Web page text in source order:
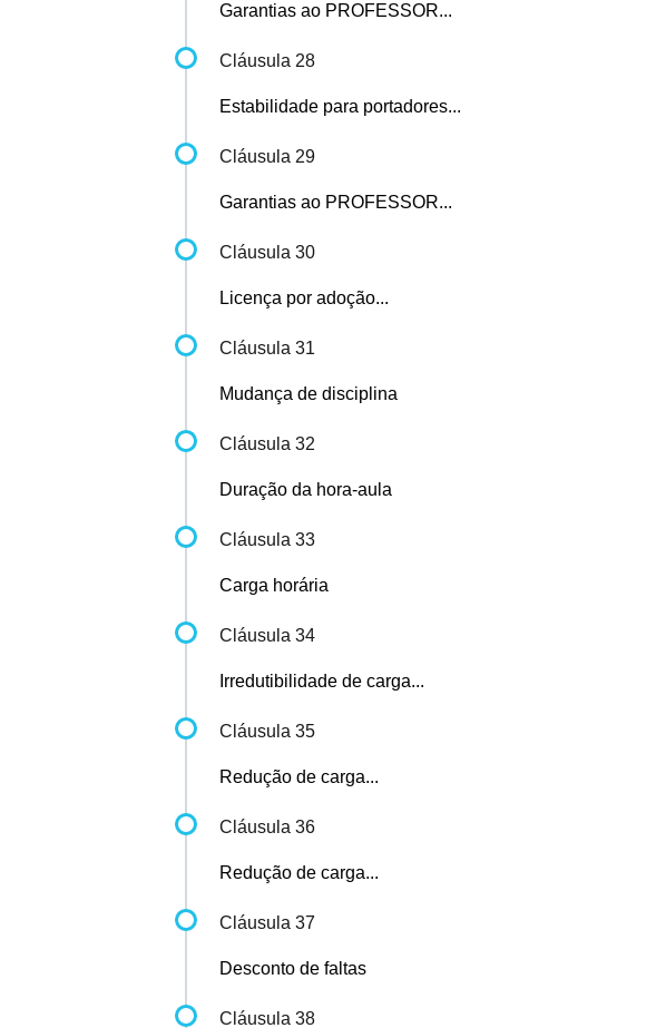
Garantias ao PROFESSOR...
Cláusula 28
Estabilidade para portadores...
Cláusula 29
Garantias ao PROFESSOR...
Cláusula 30
Licença por adoção...
Cláusula 31
Mudança de disciplina
Cláusula 32
Duração da hora-aula
Cláusula 33
Carga horária
Cláusula 34
Irredutibilidade de carga...
Cláusula 35
Redução de carga...
Cláusula 36
Redução de carga...
Cláusula 37
Desconto de faltas
Cláusula 38